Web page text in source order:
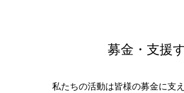
募金・支援
私たちの活動は皆様の募金に支